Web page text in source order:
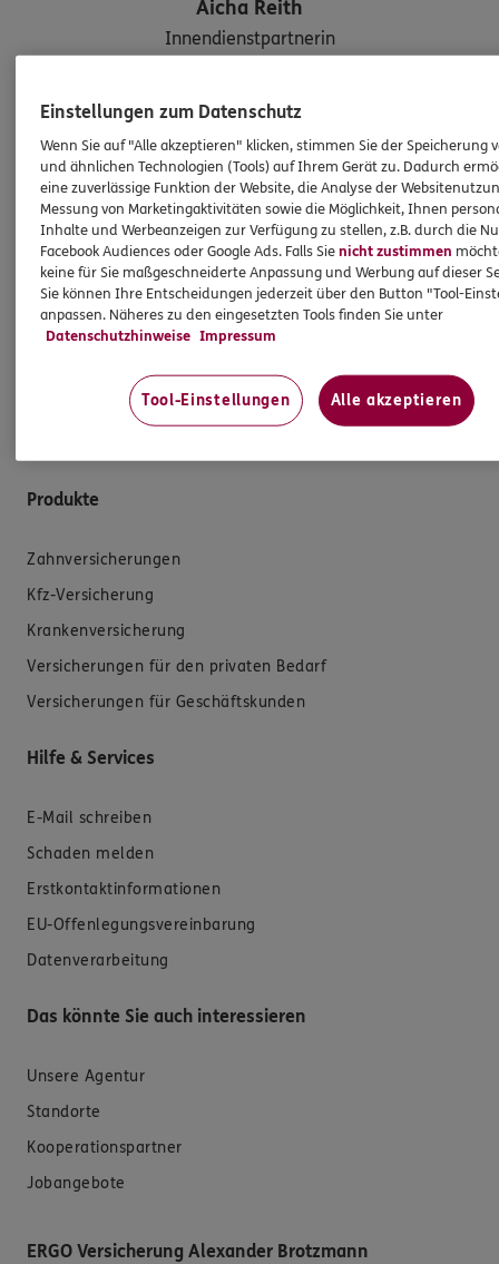
Aicha Reith
Innendienstpartnerin
Tel: 06612069266
aicha.reith@ergo.de
Damit Sie Ihre Zukunft optimistisch gestalten können:
wir beraten Sie gerne rund um Versicherungen und
Vorsorge. Oder treffen Sie uns persönlich
in Petersberg, Am See 6.
So erreichen Sie uns
Produkte
Zahnversicherungen
Kfz-Versicherung
Krankenversicherung
Versicherungen für den privaten Bedarf
Versicherungen für Geschäftskunden
Hilfe & Services
E-Mail schreiben
Schaden melden
Erstkontaktinformationen
EU-Offenlegungsvereinbarung
Datenverarbeitung
Das könnte Sie auch interessieren
Unsere Agentur
Standorte
Kooperationspartner
Jobangebote
ERGO Versicherung Alexander Brotzmann
Einstellungen zum Datenschutz
Wenn Sie auf "Alle akzeptieren" klicken, stimmen Sie der Speicherung
und ähnlichen Technologien (Tools) auf Ihrem Gerät zu. Dadurch
eine zuverlässige Funktion der Website, die Analyse der
Messung von Marketingaktivitäten sowie die Möglichkeit, Ihnen
Inhalte und Werbeanzeigen zur Verfügung zu stellen, z.B. durch die
Facebook Audiences oder Google Ads. Falls Sienicht zustimmen
keine für Sie maßgeschneiderte Anpassung und Werbung auf dieser
Sie können Ihre Entscheidungen jederzeit über den Button "Tool-
anpassen. Näheres zu den eingesetzten Tools finden Sie unter
Datenschutzhinweise Impressum
Tool-Einstellungen Alle akzeptieren